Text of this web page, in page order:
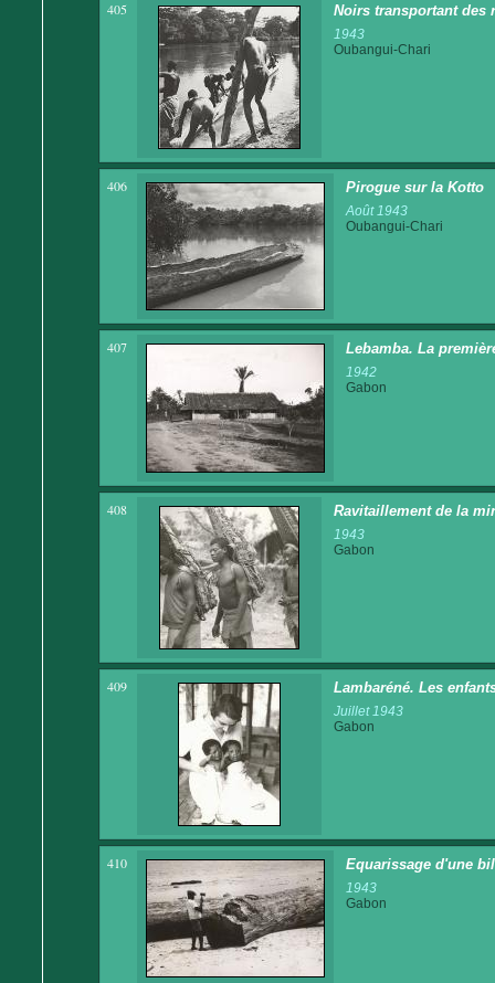
405 Noirs transportant des
1943
Oubangui-Chari
406 Pirogue sur la Kotto
Août 1943
Oubangui-Chari
407 Lebamba. La
1942
Gabon
408 Ravitaillement de la
1943
Gabon
409 Lambaréné. Les
Juillet 1943
Gabon
410 Equarissage d'une
1943
Gabon